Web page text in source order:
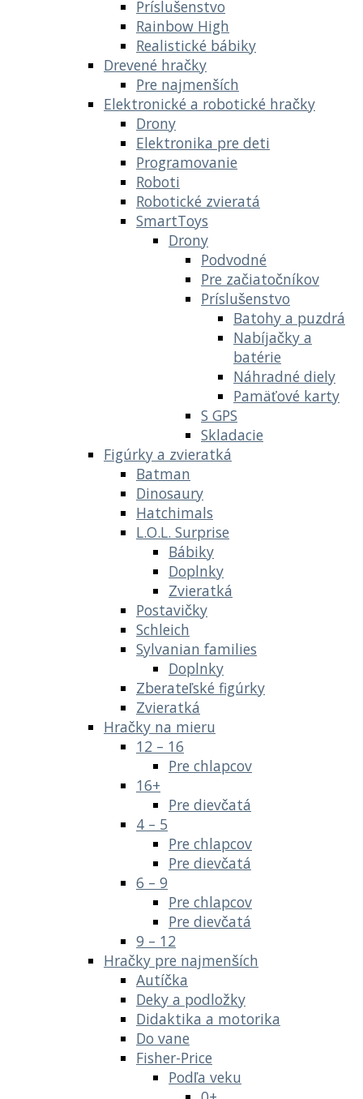
Príslušenstvo
Rainbow High
Realistické bábiky
Drevené hračky
Pre najmenších
Elektronické a robotické hračky
Drony
Elektronika pre deti
Programovanie
Roboti
Robotické zvieratá
SmartToys
Drony
Podvodné
Pre začiatočníkov
Príslušenstvo
Batohy a puzdrá
Nabíjačky a
batérie
Náhradné diely
Pamäťové karty
S GPS
Skladacie
Figúrky a zvieratká
Batman
Dinosaury
Hatchimals
L.O.L. Surprise
Bábiky
Doplnky
Zvieratká
Postavičky
Schleich
Sylvanian families
Doplnky
Zberateľské figúrky
Zvieratká
Hračky na mieru
12 – 16
Pre chlapcov
16+
Pre dievčatá
4 – 5
Pre chlapcov
Pre dievčatá
6 – 9
Pre chlapcov
Pre dievčatá
9 – 12
Hračky pre najmenších
Autíčka
Deky a podložky
Didaktika a motorika
Do vane
Fisher-Price
Podľa veku